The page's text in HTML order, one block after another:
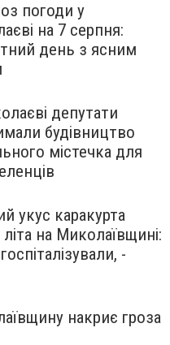
погоди у
на 7 серпня:
день з ясним
депутати
будівництво
містечка для
укус каракурта
на Миколаївщині:
-
накриє гроза